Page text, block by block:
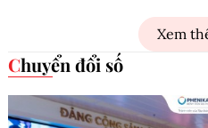
Xem
Chuyển đổi số